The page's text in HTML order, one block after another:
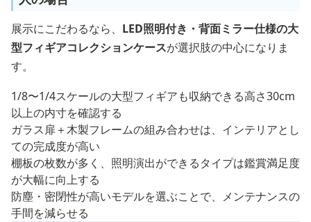
展示にこだわるなら、 LED照明付き・背面ミラー仕様の大
型フィギアコレクションケースが選択肢の中心になりま
す。
1/8〜1/4スケールの大型フィギアも収納できる高さ30cm
以上の内寸を確認する
ガラス扉＋木製フレームの組み合わせは、インテリアとし
ての完成度が高い
棚板の枚数が多く、照明演出ができるタイプは鑑賞満足度
が大幅に向上する
防塵・密閉性が高いモデルを選ぶことで、メンテナンスの
手間を減らせる